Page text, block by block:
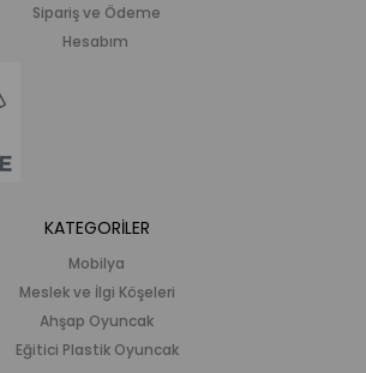
Sipariş ve Ödeme
Hesabım
KATEGORİLER
Mobilya
Meslek ve İlgi Köşeleri
Ahşap Oyuncak
Eğitici Plastik Oyuncak